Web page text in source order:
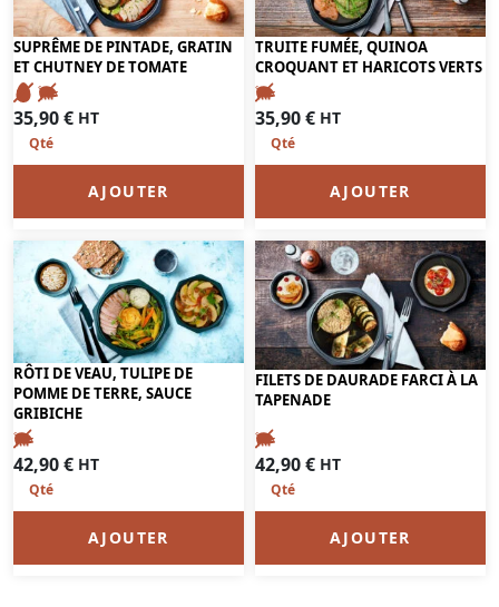
SUPRÊME DE PINTADE, GRATIN
ET CHUTNEY DE TOMATE
35,90€ HT
AJOUTER
TRUITE FUMÉE, QUINOA
CROQUANT ET HARICOTS VERTS
35,90€ HT
AJOUTER
RÔTI DE VEAU, TULIPE DE
POMME DE TERRE, SAUCE
GRIBICHE
42,90€ HT
AJOUTER
FILETS DE DAURADE FARCI À LA
TAPENADE
42,90€ HT
AJOUTER